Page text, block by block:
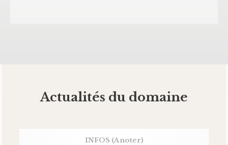
Actualités du domaine
INFOS (A noter)